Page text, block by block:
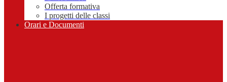
Offerta formativa
I progetti delle classi
Orari e Documenti